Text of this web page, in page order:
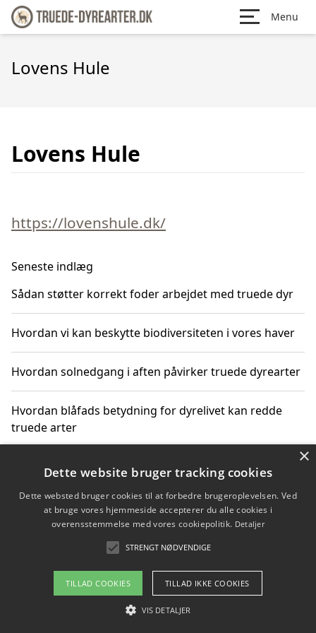
Menu
Lovens Hule
Lovens Hule
https://lovenshule.dk/
Seneste indlæg
Sådan støtter korrekt foder arbejdet med truede dyr
Hvordan vi kan beskytte biodiversiteten i vores haver
Hvordan solnedgang i aften påvirker truede dyrearter
Hvordan blåfads betydning for dyrelivet kan redde
truede arter
Hvordan kan gaver til unge voksne støtte bevarelsen
Copyright 2026 - Pilanto Aps
Om / kontakt
Blog Betingelser
×
Dette website bruger tracking cookies
Dette websted bruger cookies til at forbedre brugeroplevelsen. Ved
at bruge vores hjemmeside accepterer du alle cookies i
overensstemmelse med vores cookiepolitik. Detaljer
STRENGT NØDVENDIGE
TILLAD COOKIES TILLAD IKKE COOKIES
VIS DETALJER